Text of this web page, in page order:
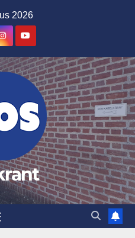
2026